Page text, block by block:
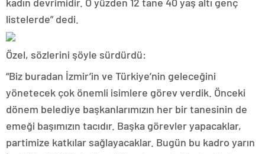
listelerde” dedi.
Özel, sözlerini şöyle sürdürdü:
“Biz buradan İzmir’in ve Türkiye’nin geleceğini
yönetecek çok önemli isimlere görev verdik. Önceki
dönem belediye başkanlarımızın her bir tanesinin de
emeği başımızın tacıdır. Başka görevler yapacaklar,
partimize katkılar sağlayacaklar. Bugün bu kadro yarın